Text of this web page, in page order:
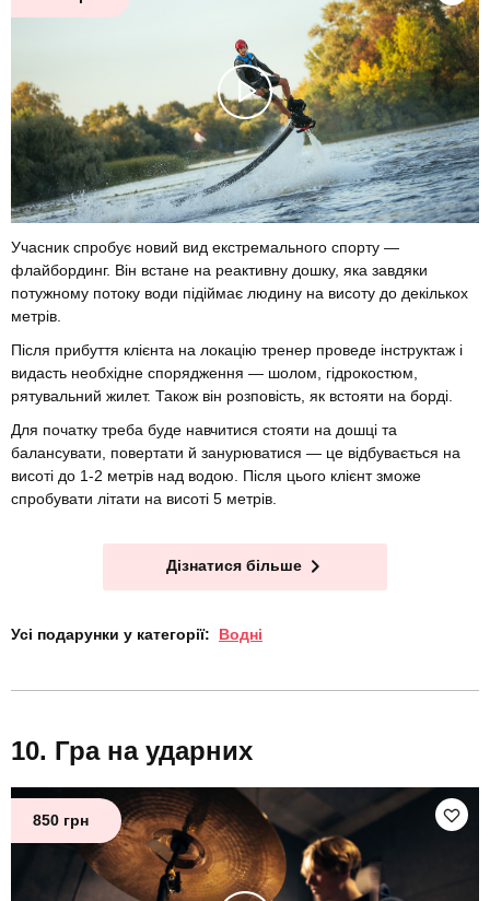
Учасник спробує новий вид екстремального спорту —
флайбординг. Він встане на реактивну дошку, яка завдяки
потужному потоку води підіймає людину на висоту до декількох
метрів.
Після прибуття клієнта на локацію тренер проведе інструктаж і
видасть необхідне спорядження — шолом, гідрокостюм,
рятувальний жилет. Також він розповість, як встояти на борді.
Для початку треба буде навчитися стояти на дошці та
балансувати, повертати й занурюватися — це відбувається на
висоті до 1-2 метрів над водою. Після цього клієнт зможе
спробувати літати на висоті 5 метрів.
Дізнатися більше
Усі подарунки у категорії: Водні
Гра на ударних
850 грн